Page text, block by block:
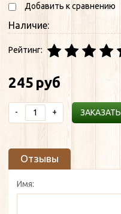
Добавить к сравнению
Наличие:
Рейтинг:
245 руб
- + ЗАКАЗАТЬ
Отзывы
Имя: